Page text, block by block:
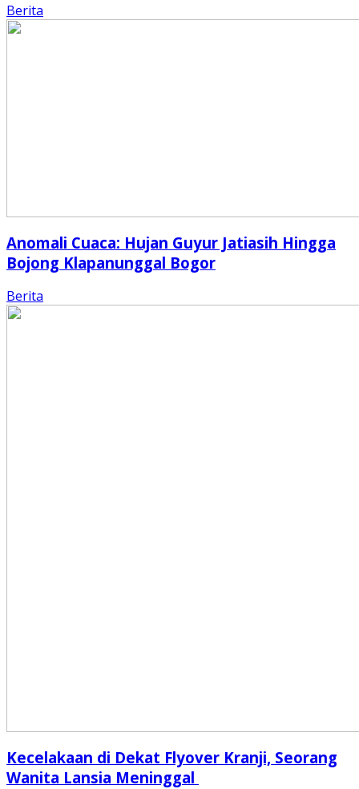
Berita
Anomali Cuaca: Hujan Guyur Jatiasih Hingga
Bojong Klapanunggal Bogor
Berita
Kecelakaan di Dekat Flyover Kranji, Seorang
Wanita Lansia Meninggal